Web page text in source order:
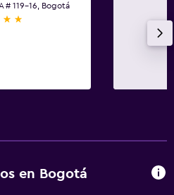
# 119-16, Bogotá
en Bogotá